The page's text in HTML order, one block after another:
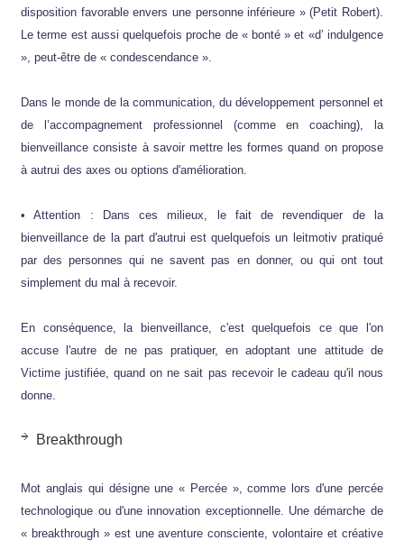
disposition favorable envers une personne inférieure » (Petit Robert).
Le terme est aussi quelquefois proche de « bonté » et «d’ indulgence
», peut-être de « condescendance ».
Dans le monde de la communication, du développement personnel et
de l’accompagnement professionnel (comme en coaching), la
bienveillance consiste à savoir mettre les formes quand on propose
à autrui des axes ou options d'amélioration.
• Attention : Dans ces milieux, le fait de revendiquer de la
bienveillance de la part d'autrui est quelquefois un leitmotiv pratiqué
par des personnes qui ne savent pas en donner, ou qui ont tout
simplement du mal à recevoir.
En conséquence, la bienveillance, c'est quelquefois ce que l'on
accuse l'autre de ne pas pratiquer, en adoptant une attitude de
Victime justifiée, quand on ne sait pas recevoir le cadeau qu'il nous
donne.
Breakthrough
Mot anglais qui désigne une « Percée », comme lors d'une percée
technologique ou d'une innovation exceptionnelle. Une démarche de
« breakthrough » est une aventure consciente, volontaire et créative